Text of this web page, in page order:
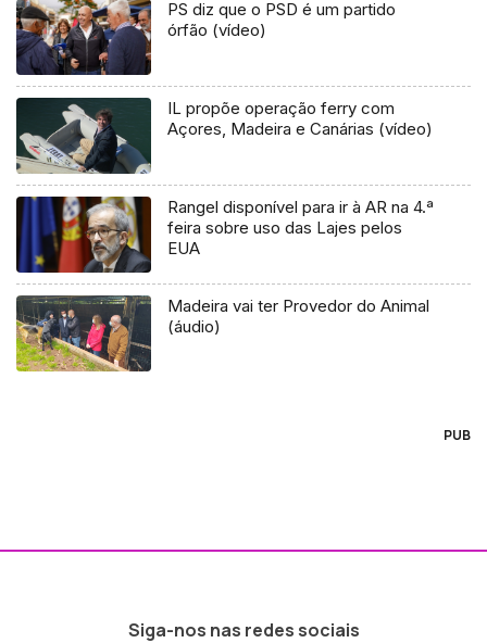
PS diz que o PSD é um partido
órfão (vídeo)
IL propõe operação ferry com
Açores, Madeira e Canárias (vídeo)
Rangel disponível para ir à AR na 4.ª
feira sobre uso das Lajes pelos
EUA
Madeira vai ter Provedor do Animal
(áudio)
PUB
Siga-nos nas redes sociais